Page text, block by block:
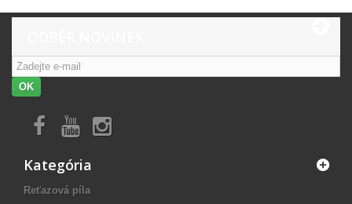
OK
Kategória
Reťazová píla